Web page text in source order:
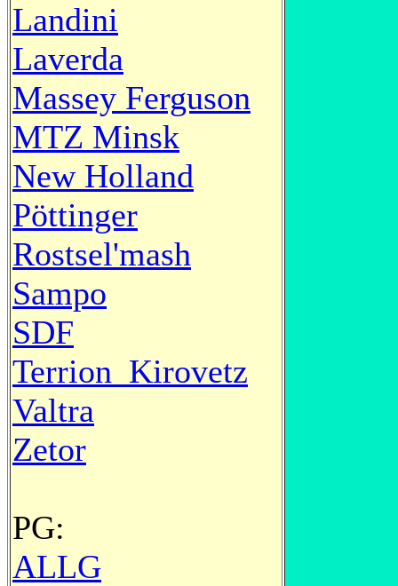
Landini
Laverda
Massey Ferguson
MTZ Minsk
New Holland
Pöttinger
Rostsel'mash
Sampo
SDF
Terrion_Kirovetz
Valtra
Zetor
PG:
ALLG